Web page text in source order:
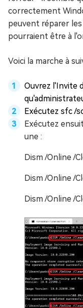
correctement
peuvent réparer
pourraient être à
Voici la marche à
Ouvrez l'Invite
Exécutez sfc /
Exécutez
une :
Dism /Online /
Dism /Online /
Dism /Online /